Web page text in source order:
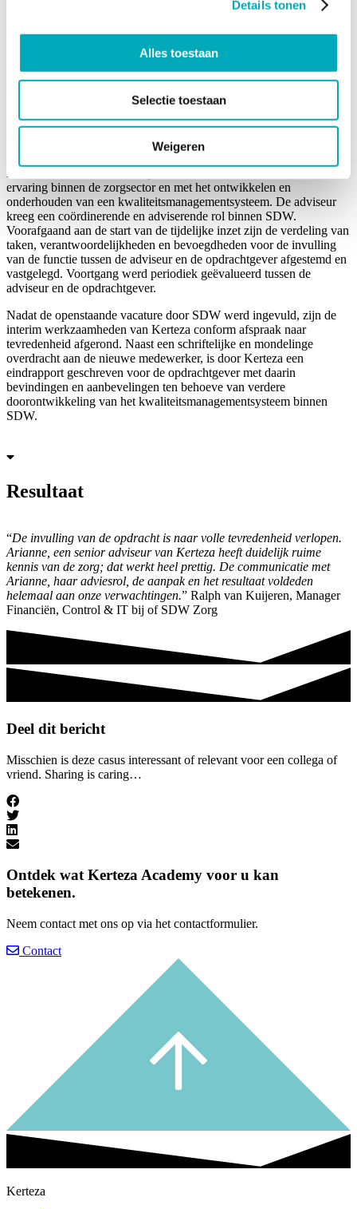
Details tonen
Alles toestaan
Selectie toestaan
Weigeren
Werking Spoedeisende Hulp
Aanpak
Kerteza leverde voor deze opdracht een senior adviseur met ruime
ervaring binnen de zorgsector en met het ontwikkelen en
onderhouden van een kwaliteitsmanagementsysteem. De adviseur
kreeg een coördinerende en adviserende rol binnen SDW.
Voorafgaand aan de start van de tijdelijke inzet zijn de verdeling van
taken, verantwoordelijkheden en bevoegdheden voor de invulling
van de functie tussen de adviseur en de opdrachtgever afgestemd en
vastgelegd. Voortgang werd periodiek geëvalueerd tussen de
adviseur en de opdrachtgever.
Nadat de openstaande vacature door SDW werd ingevuld, zijn de
interim werkzaamheden van Kerteza conform afspraak naar
tevredenheid afgerond. Naast een schriftelijke en mondelinge
overdracht aan de nieuwe medewerker, is door Kerteza een
eindrapport geschreven voor de opdrachtgever met daarin
bevindingen en aanbevelingen ten behoeve van verdere
doorontwikkeling van het kwaliteitsmanagementsysteem binnen
SDW.
Resultaat
“De invulling van de opdracht is naar volle tevredenheid verlopen.
Arianne, een senior adviseur van Kerteza heeft duidelijk ruime
kennis van de zorg; dat werkt heel prettig. De communicatie met
Arianne, haar adviesrol, de aanpak en het resultaat voldeden
helemaal aan onze verwachtingen.” Ralph van Kuijeren, Manager
Financiën, Control & IT bij of SDW Zorg
Deel dit bericht
Misschien is deze casus interessant of relevant voor een collega of
vriend. Sharing is caring…
Ontdek watKerteza Academy voor u kan
betekenen.
Neem contact met ons op via het contactformulier.
Contact
Kerteza